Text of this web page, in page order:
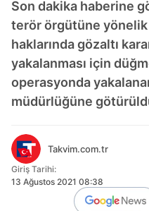
Son dakika haberine
terör örgütüne
haklarında gözaltı
yakalanması için
operasyonda
müdürlüğüne
Takvim.com.tr
Giriş Tarihi:
13 Ağustos 2021 08:38